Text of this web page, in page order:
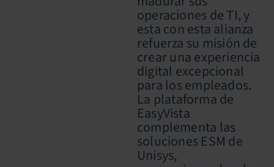
operaciones de TI, y
esta con esta alianza
refuerza su misión de
crear una experiencia
digital excepcional
para los empleados.
La plataforma de
EasyVista
complementa las
soluciones ESM de
Unisys,